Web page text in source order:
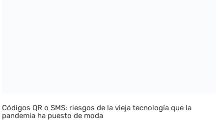
Códigos QR o SMS: riesgos de la vieja tecnología que la
pandemia ha puesto de moda